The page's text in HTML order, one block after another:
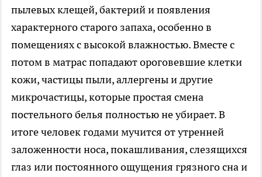
пылевых клещей, бактерий и появления
характерного старого запаха, особенно в
помещениях с высокой влажностью. Вместе с
потом в матрас попадают ороговевшие клетки
кожи, частицы пыли, аллергены и другие
микрочастицы, которые простая смена
постельного белья полностью не убирает. В
итоге человек годами мучится от утренней
заложенности носа, покашливания, слезящихся
глаз или постоянного ощущения грязного сна и